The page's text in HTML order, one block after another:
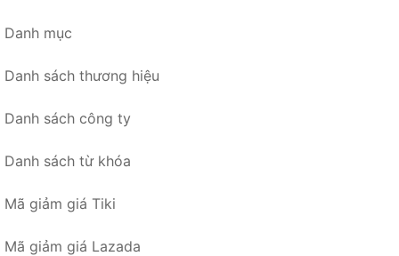
Danh mục
Danh sách thương hiệu
Danh sách công ty
Danh sách từ khóa
Mã giảm giá Tiki
Mã giảm giá Lazada